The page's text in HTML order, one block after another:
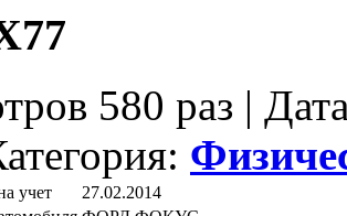
580 раз |
учет
27.02.2014